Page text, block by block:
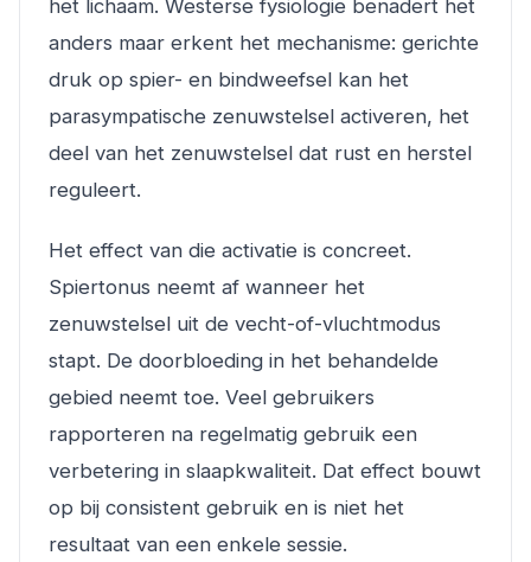
het lichaam. Westerse fysiologie benadert het
anders maar erkent het mechanisme: gerichte
druk op spier- en bindweefsel kan het
parasympatische zenuwstelsel activeren, het
deel van het zenuwstelsel dat rust en herstel
reguleert.
Het effect van die activatie is concreet.
Spiertonus neemt af wanneer het
zenuwstelsel uit de vecht-of-vluchtmodus
stapt. De doorbloeding in het behandelde
gebied neemt toe. Veel gebruikers
rapporteren na regelmatig gebruik een
verbetering in slaapkwaliteit. Dat effect bouwt
op bij consistent gebruik en is niet het
resultaat van een enkele sessie.